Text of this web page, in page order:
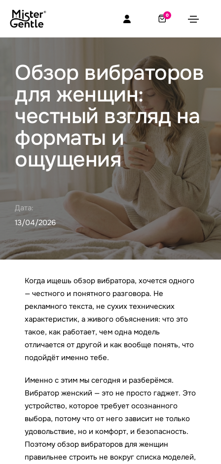
0
Обзор вибраторов
для женщин:
честный взгляд на
форматы и
ощущения
Дата:
13/04/2026
Когда ищешь обзор вибратора, хочется одного
— честного и понятного разговора. Не
рекламного текста, не сухих технических
характеристик, а живого объяснения: что это
такое, как работает, чем одна модель
отличается от другой и как вообще понять, что
подойдёт именно тебе.
Именно с этим мы сегодня и разберёмся.
Вибратор женский — это не просто гаджет. Это
устройство, которое требует осознанного
выбора, потому что от него зависит не только
удовольствие, но и комфорт, и безопасность.
Поэтому обзор вибраторов для женщин
правильнее строить не вокруг списка моделей,